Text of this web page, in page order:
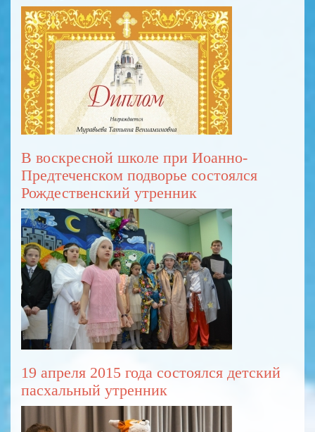
В воскресной школе при Иоанно-
Предтеченском подворье состоялся
Рождественский утренник
19 апреля 2015 года состоялся детский
пасхальный утренник